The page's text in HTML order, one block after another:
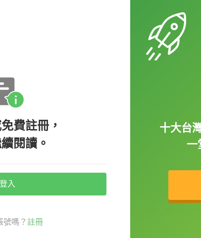
費註冊，
閱讀。
登入
號嗎？ 註冊
十大台
一